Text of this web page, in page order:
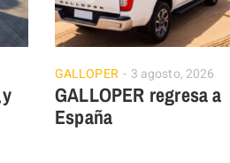
GALLOPER 3 agosto, 2026
GALLOPER regresa a
España